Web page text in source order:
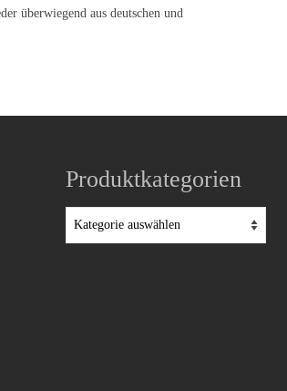
überwiegend aus deutschen und
Produktkategorien